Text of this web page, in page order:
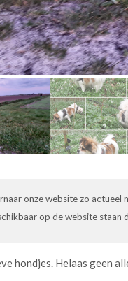
onze website zo
op de website staan
hondjes. Helaas geen